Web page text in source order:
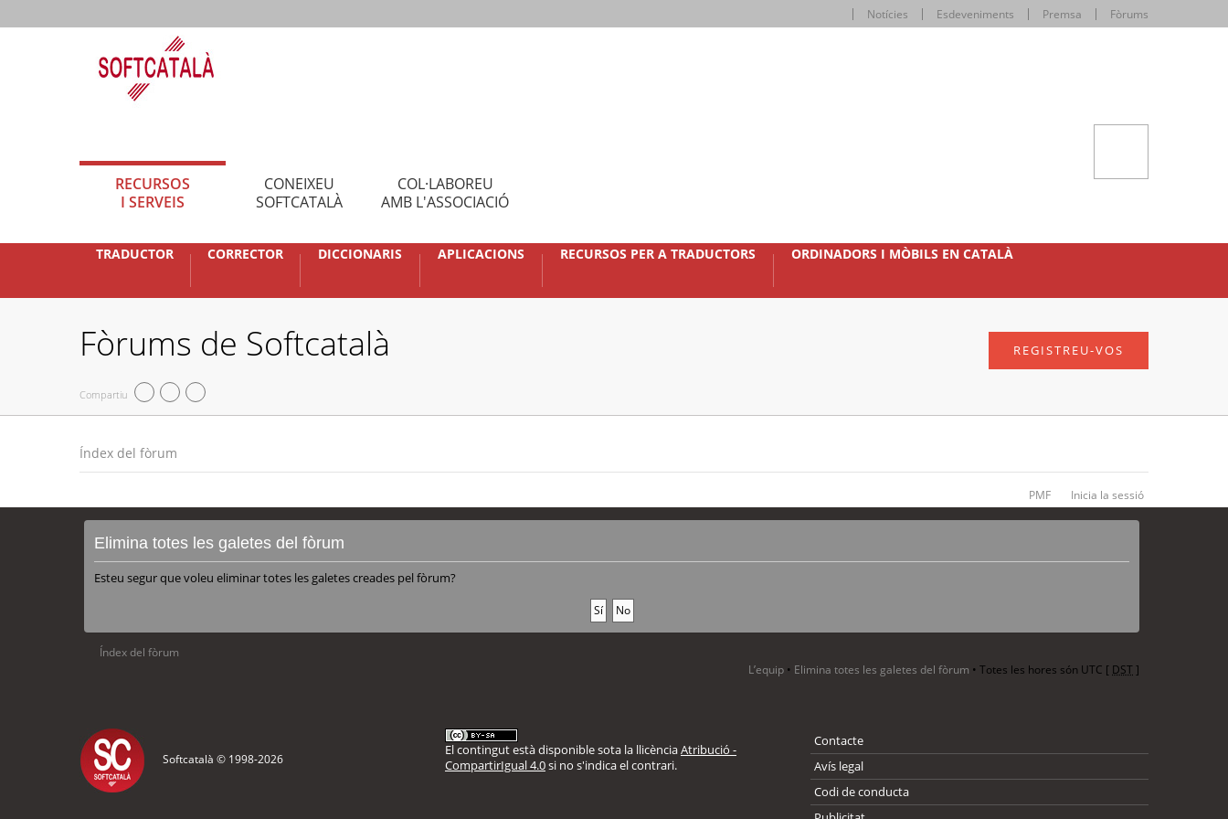
Notícies Esdeveniments Premsa Fòrums
RECURSOS
I SERVEIS
CONEIXEU
SOFTCATALÀ
COL·LABOREU
AMB L'ASSOCIACIÓ
TRADUCTOR CORRECTOR DICCIONARIS APLICACIONS RECURSOS PER A TRADUCTORS ORDINADORS I MÒBILS EN CATALÀ
Fòrums de Softcatalà
Compartiu
REGISTREU-VOS
Índex del fòrum
PMF Inicia la sessió
Elimina totes les galetes del fòrum
Esteu segur que voleu eliminar totes les galetes creades pel fòrum?
Índex del fòrum
L’equip • Elimina totes les galetes del fòrum • Totes les hores són UTC [ DST]
Softcatalà © 1998-2026
El contingut està disponible sota la llicènciaAtribució -
CompartirIgual 4.0si no s'indica el contrari.
Contacte
Avís legal
Codi de conducta